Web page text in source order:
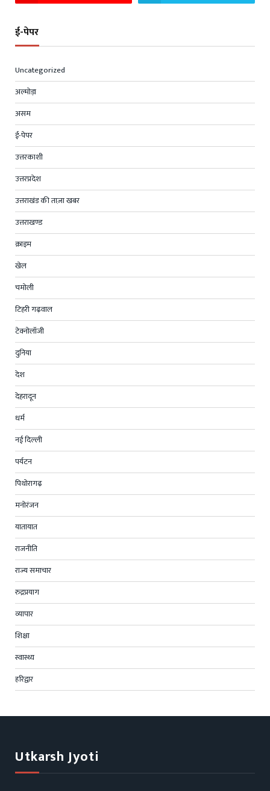
ई-पेपर
Uncategorized
अल्मोड़ा
असम
ई-पेपर
उत्तरकाशी
उत्तरप्रदेश
उत्तराखंड की ताज़ा खबर
उत्तराखण्ड
क्राइम
खेल
चमोली
टिहरी गढ़वाल
टेक्नोलॉजी
दुनिया
देश
देहरादून
धर्म
नई दिल्ली
पर्यटन
पिथोरागढ़
मनोरंजन
यातायात
राजनीति
राज्य समाचार
रुद्रप्रयाग
व्यापार
शिक्षा
स्वास्थ्य
हरिद्वार
Utkarsh Jyoti